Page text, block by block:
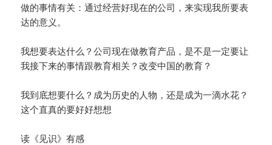
做的事情有关：通过经营好现在的公司，来实现我所要表
达的意义。
我想要表达什么？公司现在做教育产品，是不是一定要让
我接下来的事情跟教育相关？改变中国的教育？
我到底想要什么？成为历史的人物，还是成为一滴水花？
这个直真的要好好想想
读《见识》有感